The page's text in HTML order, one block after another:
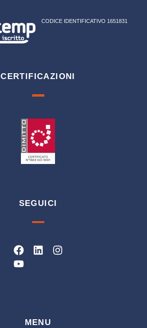
CODICE IDENTIFICATIVO 1651831
CERTIFICAZIONI
SEGUICI
Facebook
LinkedinInstagram
Youtube
MENU